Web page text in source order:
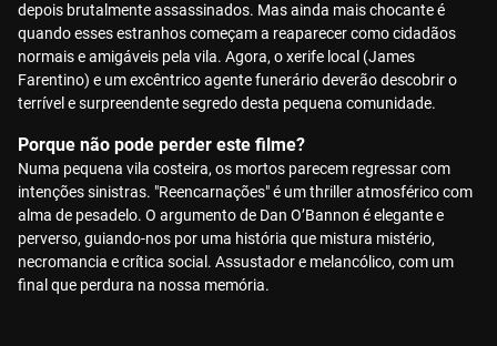
depois brutalmente assassinados. Mas ainda mais chocante é
quando esses estranhos começam a reaparecer como cidadãos
normais e amigáveis pela vila. Agora, o xerife local (James
Farentino) e um excêntrico agente funerário deverão descobrir o
terrível e surpreendente segredo desta pequena comunidade.
Porque não pode perder este filme?
Numa pequena vila costeira, os mortos parecem regressar com
intenções sinistras. "Reencarnações" é um thriller atmosférico com
alma de pesadelo. O argumento de Dan O’Bannon é elegante e
perverso, guiando-nos por uma história que mistura mistério,
necromancia e crítica social. Assustador e melancólico, com um
final que perdura na nossa memória.